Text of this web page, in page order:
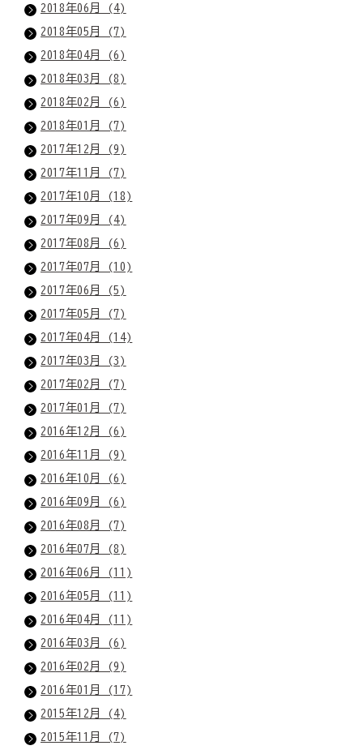
2018年06月 (4)
2018年05月 (7)
2018年04月 (6)
2018年03月 (8)
2018年02月 (6)
2018年01月 (7)
2017年12月 (9)
2017年11月 (7)
2017年10月 (18)
2017年09月 (4)
2017年08月 (6)
2017年07月 (10)
2017年06月 (5)
2017年05月 (7)
2017年04月 (14)
2017年03月 (3)
2017年02月 (7)
2017年01月 (7)
2016年12月 (6)
2016年11月 (9)
2016年10月 (6)
2016年09月 (6)
2016年08月 (7)
2016年07月 (8)
2016年06月 (11)
2016年05月 (11)
2016年04月 (11)
2016年03月 (6)
2016年02月 (9)
2016年01月 (17)
2015年12月 (4)
2015年11月 (7)